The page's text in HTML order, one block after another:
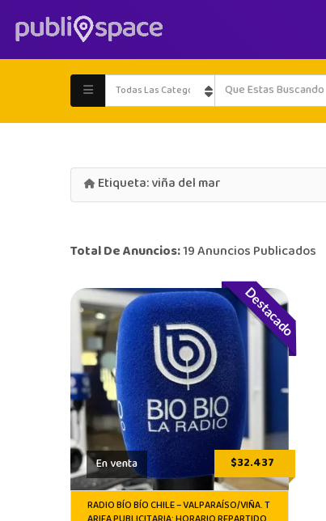
Etiqueta:viña del mar
Total De Anuncios:19 Anuncios Publicados
Destacado
En venta $32.437
RADIO BÍO BÍO CHILE – VALPARAÍSO/VIÑA. T